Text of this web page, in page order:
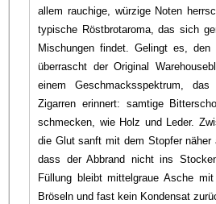
allem rauchige, würzige Noten
typische Röstbrotaroma, das sich
Mischungen findet. Gelingt es, den
überrascht der Original
einem Geschmacksspektrum,
Zigarren erinnert: samtige
schmecken, wie Holz und Leder.
die Glut sanft mit dem Stopfer näher
dass der Abbrand nicht ins
Füllung bleibt mittelgraue Asche
Bröseln und fast kein Kondensat